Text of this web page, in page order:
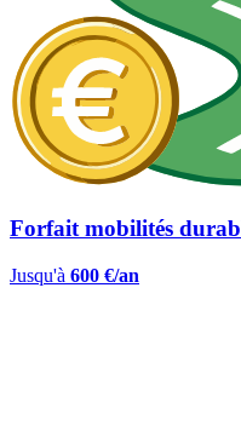
Forfait mobilités
Jusqu'à 600 €/an